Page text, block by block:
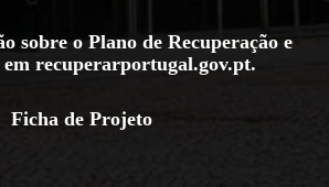
sobre o Plano de Recuperação e
recuperarportugal.gov.pt.
Ficha de Projeto